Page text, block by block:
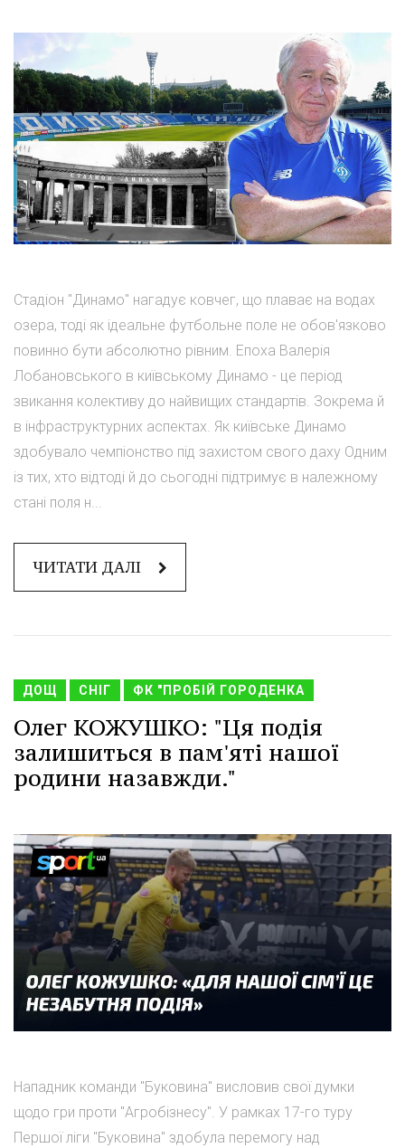
Стадіон "Динамо" нагадує ковчег, що плаває на водах
озера, тоді як ідеальне футбольне поле не обов'язково
повинно бути абсолютно рівним. Епоха Валерія
Лобановського в київському Динамо - це період
звикання колективу до найвищих стандартів. Зокрема й
в інфраструктурних аспектах. Як київське Динамо
здобувало чемпіонство під захистом свого даху Одним
із тих, хто відтоді й до сьогодні підтримує в належному
стані поля н...
ЧИТАТИ ДАЛІ
ДОЩ СНІГ ФК "ПРОБІЙ ГОРОДЕНКА
Олег КОЖУШКО: "Ця подія
залишиться в пам'яті нашої
родини назавжди."
Нападник команди "Буковина" висловив свої думки
щодо гри проти "Агробізнесу". У рамках 17-го туру
Першої ліги "Буковина" здобула перемогу над